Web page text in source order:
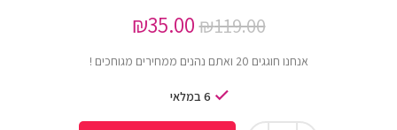
₪119.00
₪35.00
אנחנו חוגגים 20 ואתם נהנים ממחירים מגוחכים !
6 במלאי